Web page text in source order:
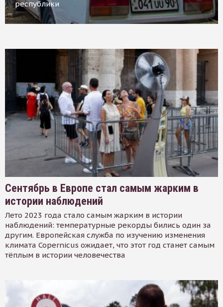
республики
Сентябрь в Европе стал самым жарким в
истории наблюдений
Лето 2023 года стало самым жарким в истории
наблюдений: температурные рекорды бились один за
другим. Европейская служба по изучению изменения
климата Copernicus ожидает, что этот год станет самым
тёплым в истории человечества